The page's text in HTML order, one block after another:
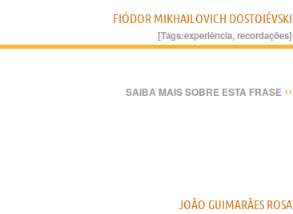
FIÓDOR MIKHAILOVICH DOSTOIÉVSKI
[Tags:experiência,recordações]
SAIBA MAIS SOBRE ESTA FRASE ››
JOÃO GUIMARÃES ROSA